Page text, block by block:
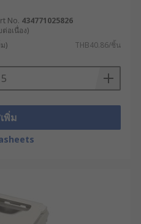
: หากใช้งานในสภาพ
เช่น พื้นที่กลางแจ้ง
มชื้นสูง ควรเลือก
กัน เช่น สวิตช์แบบปิด
ให้มั่นใจว่าอุปกรณ์จะ
สอบให้แน่ใจว่าสวิตช์ที่
PCB หรือแผงควบคุม
ตรวจสอบค่าแรงดัน
รับ ว่าสอดคล้องกับ
No. 434771025826
อเนื่อง)
) THB40.86/ชิ้น
เพิ่ม